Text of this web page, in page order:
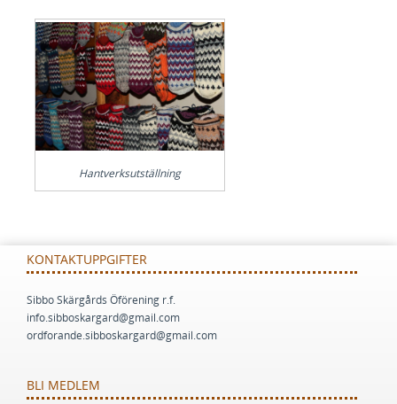
Hantverksutställning
KONTAKTUPPGIFTER
Sibbo Skärgårds Öförening r.f.
info.sibboskargard@gmail.com
ordforande.sibboskargard@gmail.com
BLI MEDLEM